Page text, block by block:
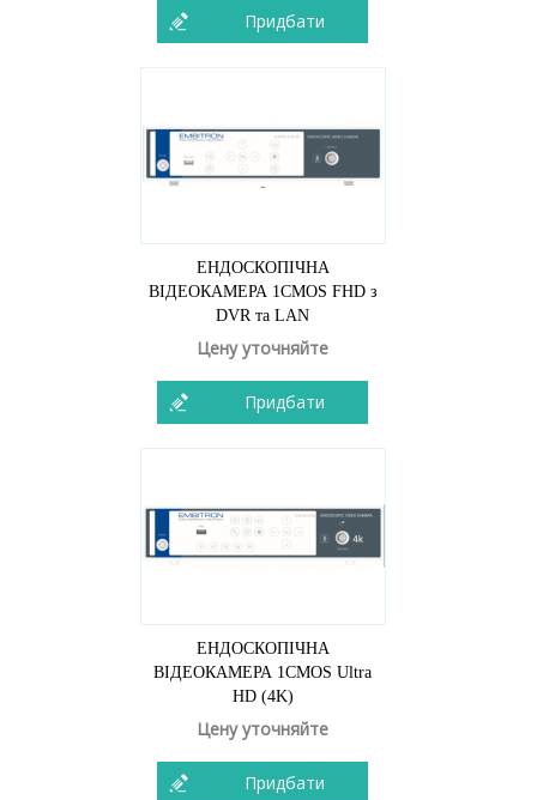
Придбати
ЕНДОСКОПІЧНА
ВІДЕОКАМЕРА 1CMOS FHD з
DVR та LAN
Цену уточняйте
Придбати
ЕНДОСКОПІЧНА
ВІДЕОКАМЕРА 1CMOS Ultra
HD (4K)
Цену уточняйте
Придбати